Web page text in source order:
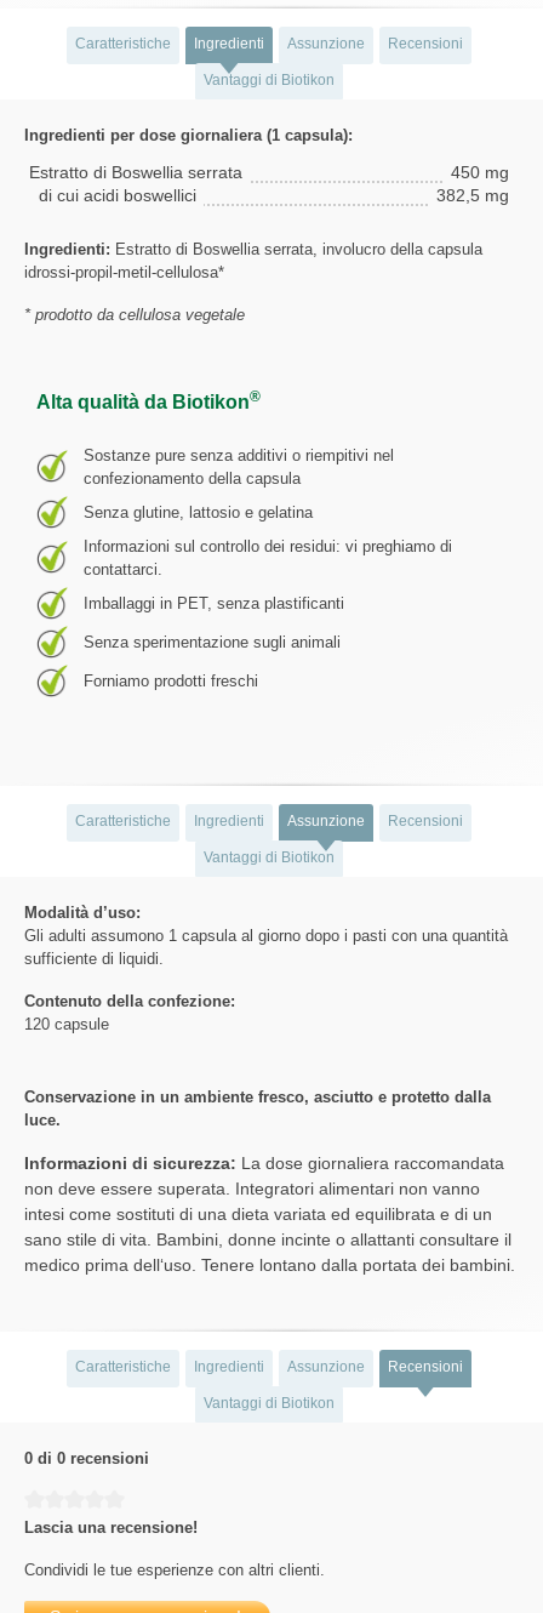
Caratteristiche Ingredienti Assunzione Recensioni
Vantaggi di Biotikon
Ingredienti per dose giornaliera (1 capsula):
Estratto di Boswellia serrata
450 mg
di cui acidi boswellici
382,5 mg
Ingredienti: Estratto di Boswellia serrata, involucro della capsula
idrossi-propil-metil-cellulosa*
* prodotto da cellulosa vegetale
Alta qualità da Biotikon®
Sostanze pure senza additivi o riempitivi nel
confezionamento della capsula
Senza glutine, lattosio e gelatina
Informazioni sul controllo dei residui: vi preghiamo di
contattarci.
Imballaggi in PET, senza plastificanti
Senza sperimentazione sugli animali
Forniamo prodotti freschi
Caratteristiche Ingredienti Assunzione Recensioni
Vantaggi di Biotikon
Modalità d’uso:
Gli adulti assumono 1 capsula al giorno dopo i pasti con una quantità
sufficiente di liquidi.
Contenuto della confezione:
120 capsule
Conservazione in un ambiente fresco, asciutto e protetto dalla
luce.
Informazioni di sicurezza: La dose giornaliera raccomandata
non deve essere superata. Integratori alimentari non vanno
intesi come sostituti di una dieta variata ed equilibrata e di un
sano stile di vita. Bambini, donne incinte o allattanti consultare il
medico prima dell‘uso. Tenere lontano dalla portata dei bambini.
Caratteristiche Ingredienti Assunzione Recensioni
Vantaggi di Biotikon
0 di 0 recensioni
Lascia una recensione!
Condividi le tue esperienze con altri clienti.